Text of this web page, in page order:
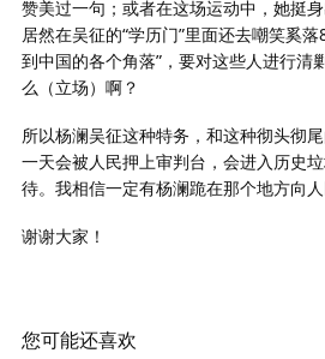
赞美过一句；或者在这场运动中，她挺
居然在吴征的“学历门”里面还去嘲笑奚
到中国的各个角落”，要对这些人进行清
么（立场）啊？
所以杨澜吴征这种特务，和这种彻头彻
一天会被人民押上审判台，会进入历史
待。我相信一定有杨澜跪在那个地方向
谢谢大家！
您可能还喜欢